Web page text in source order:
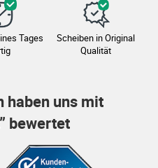
Tages
Scheiben in Original
Qualität
haben uns mit
bewertet